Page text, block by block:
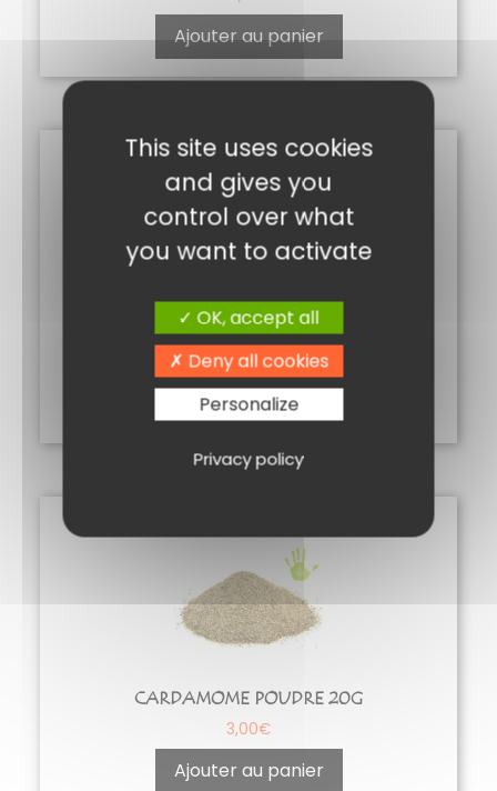
Ajouter au panier
CORIANDRE POUDRE 50G
2,00 €
Ajouter au panier
CARDAMOME POUDRE 20G
3,00€
Ajouter au panier
This site uses cookies
and gives you
control over what
you want to activate
OK, accept all
Deny all cookies
Personalize
Privacy policy